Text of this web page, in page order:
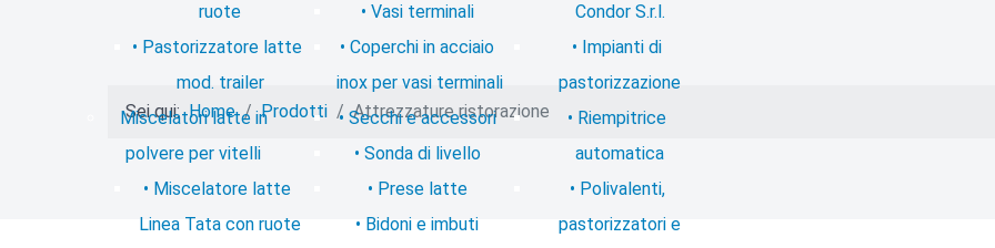
ruote
Pastorizzatore latte
mod. trailer
Miscelatori latte in
polvere per vitelli
Miscelatore latte
Linea Tata con ruote
Vasi terminali
Coperchi in acciaio
inox per vasi terminali
Secchi e accessori
Sonda di livello
Prese latte
Bidoni e imbuti
Condor S.r.l.
Impianti di
pastorizzazione
Riempitrice
automatica
Polivalenti,
pastorizzatori e
Sei qui:Home Prodotti Attrezzature ristorazione